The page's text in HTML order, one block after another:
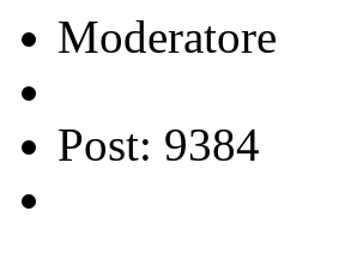
Moderatore
Post: 9384